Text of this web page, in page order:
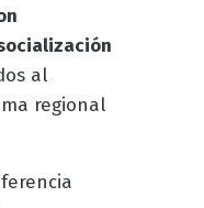
al
regional